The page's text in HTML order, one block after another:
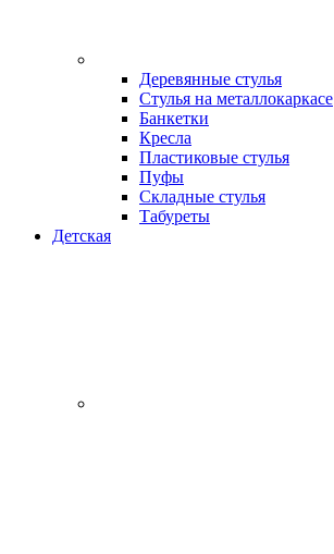
Деревянные стулья
Стулья на металлокаркасе
Банкетки
Кресла
Пластиковые стулья
Пуфы
Складные стулья
Табуреты
Детская